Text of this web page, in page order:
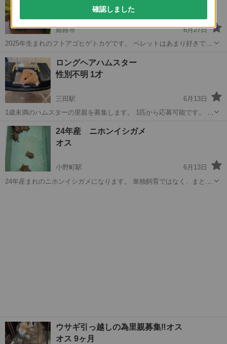
性別不明 1才0ヶ月
姫路市
6月27日
2025年生まれのフトアゴヒゲトカゲです。 ペレットはあまり好きでは
とハニーワームも大好きで太らない程度にあげてます！ お風呂後には
抱っこされるのが好きで...
兵庫 姫路市 その他 フトアゴヒゲトカゲ
ロングヘアハムスター
性別不明 1才
三田駅
6月13日
1歳未満のハムスターの里親を募集します。 1匹から応募可能です。 1
観賞用 毛色がいちばん綺麗！ 2枚目 クロクマ？焦げ茶♂ ビビりですが
懐きそうです。...
兵庫 三田市 三田駅 その他 ハムスター
24年産 ニホンイシガメ
オス
小野町駅
6月13日
24年産まれのニホンイシガメになります。 単独飼育ではなく、まとめ
ウサギ引っ越しの為里親募集‼️オス
オス 9ヶ月
確認しました